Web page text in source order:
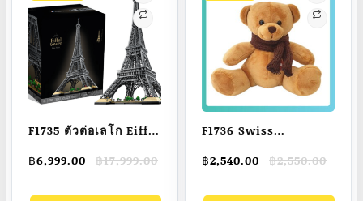
F1735 ตัวต่อเลโก Eiffel
Balitieta (10001ชิ้น)
ส่งภายใน48ชม
฿17,999.00
Original
was:
฿6,999.00
Current
is:
F1736 Swiss
Ted อุปกรณ์ป้องกัน
คลื่นแม่เหล็กไฟฟ้าจาก
฿2,550.00
Original
was:
฿2,540.00
Current
is: